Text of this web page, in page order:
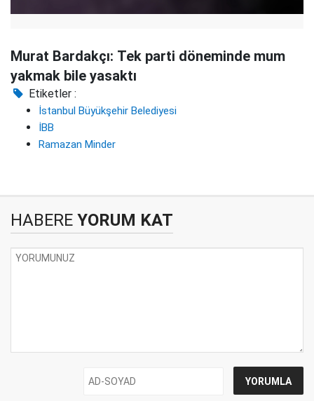
Murat Bardakçı: Tek parti döneminde mum
yakmak bile yasaktı
Etiketler :
İstanbul Büyükşehir Belediyesi
İBB
Ramazan Minder
HABERE YORUM KAT